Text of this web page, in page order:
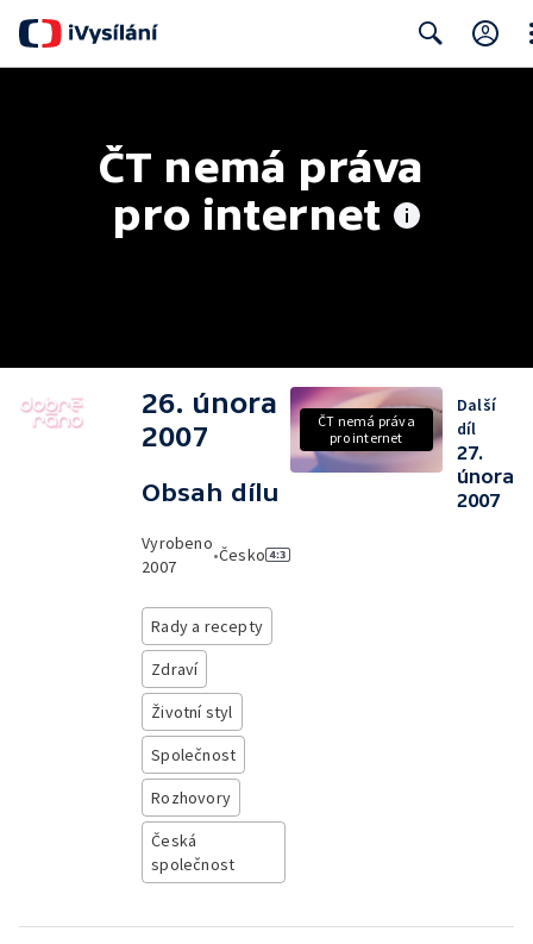
ČT nemá práva
pro internet
26. února
2007
Obsah dílu
Vyrobeno
2007
•Česko
Rady a recepty
Zdraví
Životní styl
Společnost
Rozhovory
Česká
společnost
ČT nemá práva
pro internet
Další
díl
27.
února
2007